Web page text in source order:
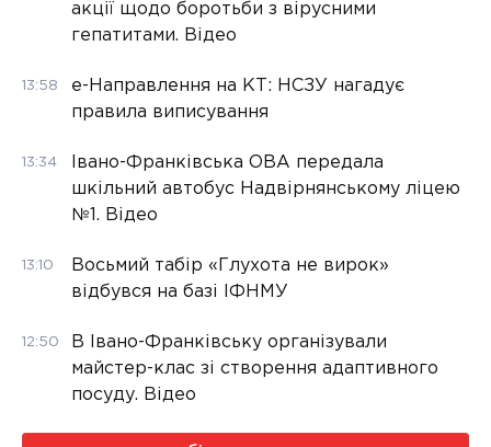
акції щодо боротьби з вірусними
гепатитами. Відео
13:58
е-Направлення на КТ: НСЗУ нагадує
правила виписування
13:34
Івано-Франківська ОВА передала
шкільний автобус Надвірнянському ліцею
№1. Відео
13:10
Восьмий табір «Глухота не вирок»
відбувся на базі ІФНМУ
12:50
В Івано-Франківську організували
майстер-клас зі створення адаптивного
посуду. Відео